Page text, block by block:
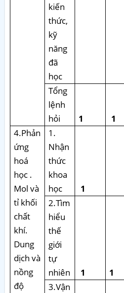
kiến
thức,
kỹ
năng
đã
học
Tổng
lệnh
hỏi
1 1
4.Phản
ứng
hoá
học .
Mol và
tỉ khối
chất
khí.
Dung
dịch và
nồng
độ
1.
Nhận
thức
khoa
học
1
2.Tìm
hiểu
thế
giới
tự
nhiên
1 1
3.Vận